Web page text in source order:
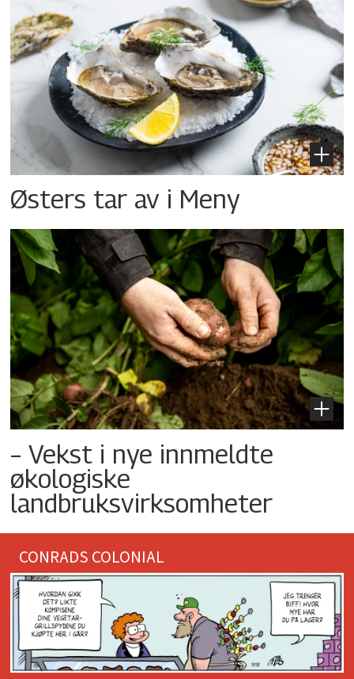
Østers tar av i Meny
– Vekst i nye innmeldte
økologiske
landbruksvirksomheter
CONRADS COLONIAL